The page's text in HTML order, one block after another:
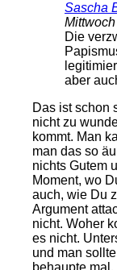
Sascha
Die
aber
Das ist schon
nicht zu
kommt. Man
man das so
nichts Gutem
Moment, wo
auch, wie Du
Argument
nicht. Woher
es nicht.
und man